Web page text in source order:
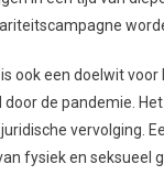
ook een doelwit
de pandemie.
vervolging.
fysiek en seksueel